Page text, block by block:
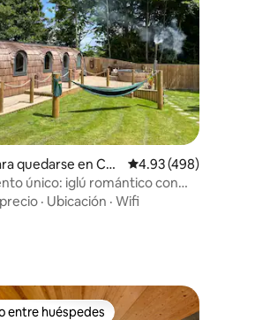
de 5, 601 reseñas
quedarse en Cur
Calificación promedio:
4.93 (498)
único: iglú romántico con
leña · Ubicación · Wifi
entre huéspedes